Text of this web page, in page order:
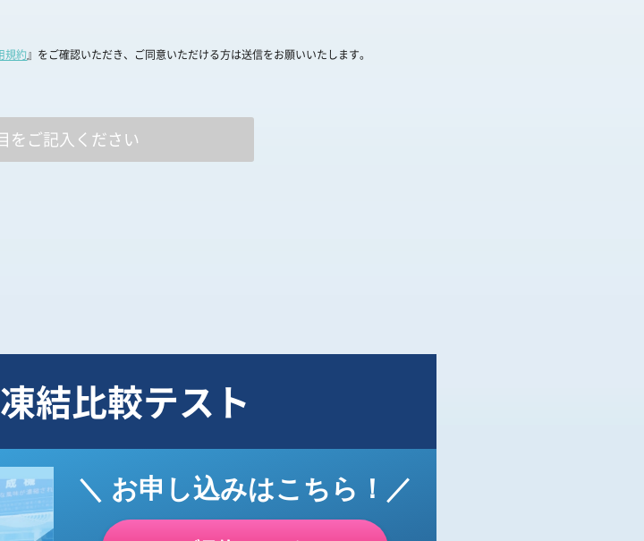
規約』をご確認いただき、ご同意いただける方は送信をお願いいたします。
凍結比較テスト
＼ お申し込みはこちら！／